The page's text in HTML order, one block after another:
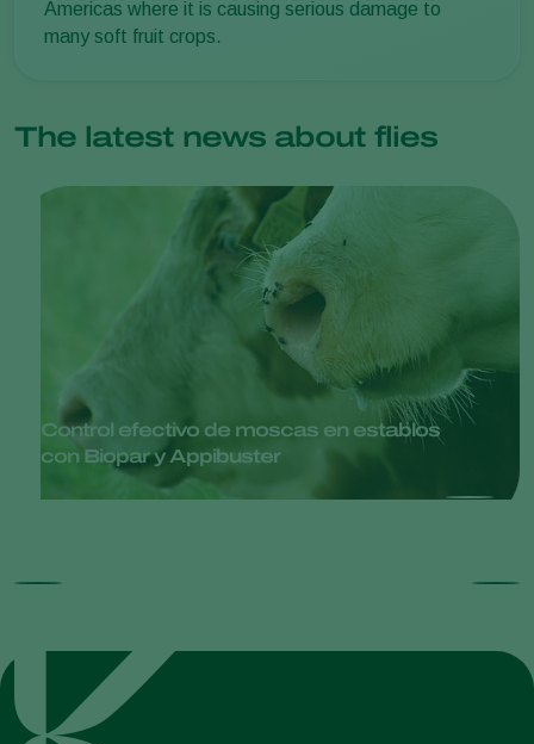
Americas where it is causing serious damage to
many soft fruit crops.
The latest news about flies
Control efectivo de moscas en establos
con Biopar y Appibuster